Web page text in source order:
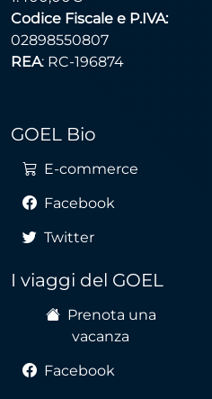
Codice Fiscale e P.IVA:
02898550807
REA: RC-196874
GOEL Bio
E-commerce
Facebook
Twitter
I viaggi del GOEL
Prenota una
vacanza
Facebook